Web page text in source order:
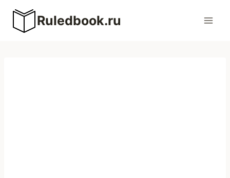
Перейти
содержимому
Ruledbook.ru